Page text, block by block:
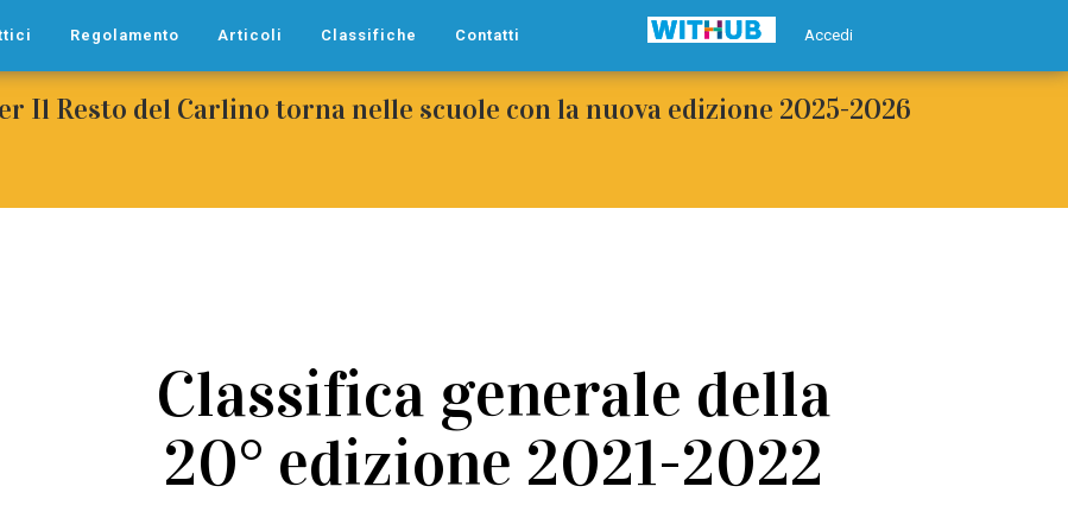
Accedi
Regolamento Articoli Classifiche Contatti
Il Resto del Carlino torna nelle scuole con la nuova edizione 2025-2026
Classifica generale della
20° edizione 2021-2022